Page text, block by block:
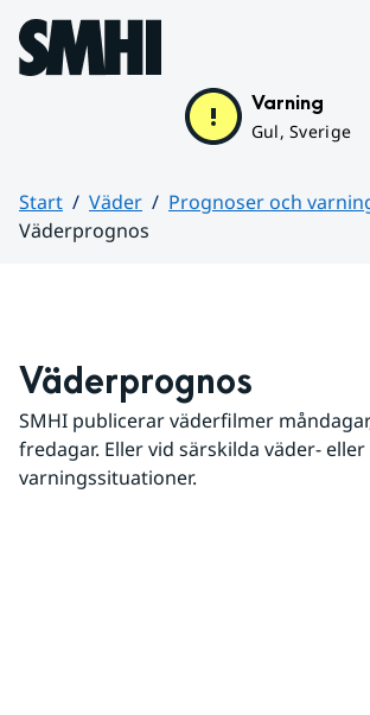
Hoppa till sidans innehåll
Varning
Gul, Sverige
Start Väder
Prognoser och
Väderprognos
Väderprognos
SMHI publicerar väderfilmer
fredagar. Eller vid särskilda väder- eller
varningssituationer.